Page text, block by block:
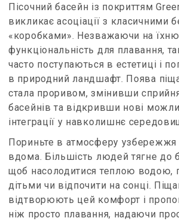
Пісочний басейн із покриттям
викликає асоціації з класичними
«коробками». Незважаючи на їхню
функціональність для плавання,
часто поступаються в естетиці і
в природний ландшафт. Поява
стала проривом, змінивши
басейнів та відкривши нові
інтеграції у навколишнє
Пориньте в атмосферу узбережжя
вдома. Більшість людей тягне до
щоб насолодитися теплою водою,
дітьми чи відпочити на сонці.
відтворюють цей комфорт і
ніж просто плавання, надаючи